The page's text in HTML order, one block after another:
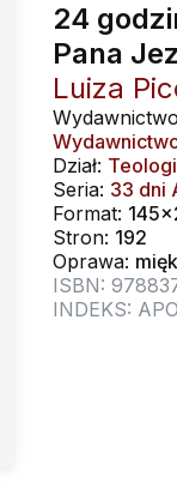
24
Pana
Luiza
Dział:
Seria: 33 dni
Format:
Stron: 192
Oprawa:
ISBN:
INDEKS: